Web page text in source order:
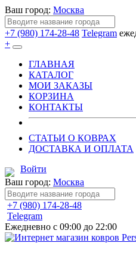
Ваш город: Москва
+7 (980) 174-28-48 Telegram
+
ГЛАВНАЯ
КАТАЛОГ
МОИ ЗАКАЗЫ
КОРЗИНА
КОНТАКТЫ
СТАТЬИ О КОВРАХ
ДОСТАВКА И ОПЛАТА
Войти
Ваш город: Москва
+7 (980) 174-28-48
Telegram
Ежедневно с 09:00 до 22:00